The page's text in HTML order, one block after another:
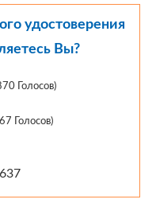
удостоверения
Вы?
Голосов)
Голосов)